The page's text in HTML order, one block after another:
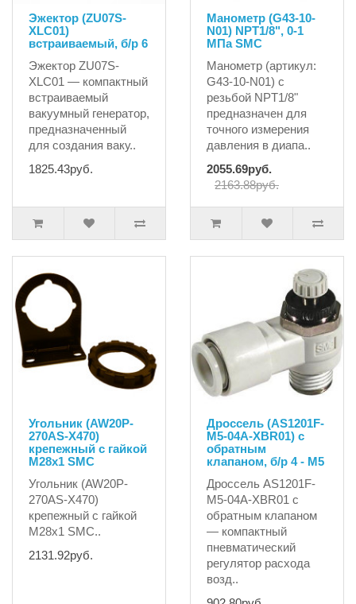
Эжектор (ZU07S-
XLC01)
встраиваемый, б/р 6
Эжектор ZU07S-
XLC01 — компактный
встраиваемый
вакуумный генератор,
предназначенный
для создания ваку..
1825.43руб.
Манометр (G43-10-
N01) NPT1/8", 0-1
MПа SMC
Манометр (артикул:
G43-10-N01) с
резьбой NPT1/8"
предназначен для
точного измерения
давления в диапа..
2055.69руб.
2163.88руб.
Угольник (AW20P-
270AS-X470)
крепежный с гайкой
М28х1 SMC
Угольник (AW20P-
270AS-X470)
крепежный с гайкой
М28х1 SMC..
2131.92руб.
Дроссель (AS1201F-
M5-04A-XBR01) с
обратным
клапаном, б/р 4 - М5
Дроссель AS1201F-
M5-04A-XBR01 с
обратным клапаном
— компактный
пневматический
регулятор расхода
возд..